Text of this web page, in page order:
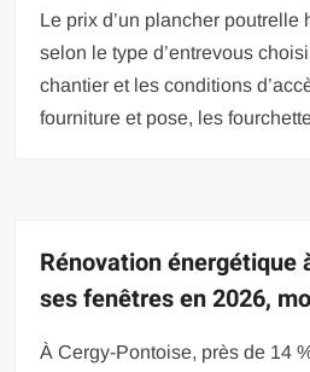
Le prix d’un plancher poutrelle
selon le type d’entrevous
chantier et les conditions
fourniture et pose, les
Rénovation énergétique
ses fenêtres en 2026,
À Cergy-Pontoise, près de 14